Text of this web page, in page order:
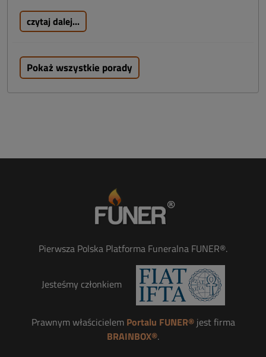
czytaj dalej...
Pokaż wszystkie porady
Pierwsza Polska Platforma Funeralna FUNER®.
Jesteśmy członkiem
Prawnym właścicielem Portalu FUNER®jest firma
BRAINBOX®.